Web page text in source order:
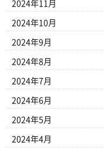
2024年11月
2024年10月
2024年9月
2024年8月
2024年7月
2024年6月
2024年5月
2024年4月